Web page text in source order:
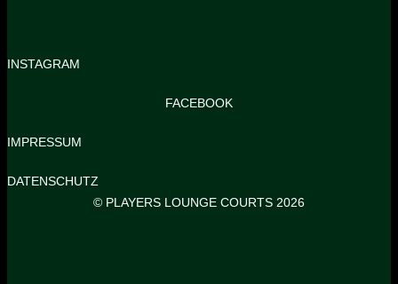
INSTAGRAM
FACEBOOK
IMPRESSUM
DATENSCHUTZ
© PLAYERS LOUNGE COURTS 2026